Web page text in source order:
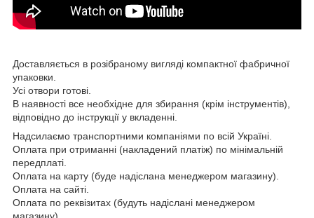
Доставляється в розібраному вигляді компактної фабричної
упаковки.
Усі отвори готові.
В наявності все необхідне для збирання (крім інструментів),
відповідно до інструкції у вкладенні.
Надсилаємо транспортними компаніями по всій Україні.
Оплата при отриманні (накладений платіж) по мінімальній
передплаті.
Оплата на карту (буде надіслана менеджером магазину).
Оплата на сайті.
Оплата по реквізитах (будуть надіслані менеджером
магазину).